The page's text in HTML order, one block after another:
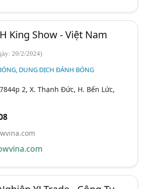
King Show - Việt Nam
20/2/2024)
DUNG DỊCH ĐÁNH BÓNG
2, X. Thạnh Đức, H. Bến Lức,